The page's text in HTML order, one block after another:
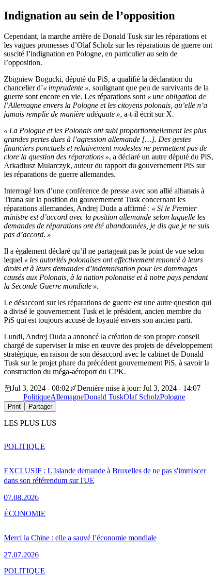
Indignation au sein de l’opposition
Cependant, la marche arrière de Donald Tusk sur les réparations et
les vagues promesses d’Olaf Scholz sur les réparations de guerre ont
suscité l’indignation en Pologne, en particulier au sein de
l’opposition.
Zbigniew Bogucki, député du PiS, a qualifié la déclaration du
chancelier d’« imprudente », soulignant que peu de survivants de la
guerre sont encore en vie. Les réparations sont « une obligation de
l’Allemagne envers la Pologne et les citoyens polonais, qu’elle n’a
jamais remplie de manière adéquate », a-t-il écrit sur X.
« La Pologne et les Polonais ont subi proportionnellement les plus
grandes pertes dues à l’agression allemande […]. Des gestes
financiers ponctuels et relativement modestes ne permettent pas de
clore la question des réparations », a déclaré un autre député du PiS,
Arkadiusz Mularczyk, auteur du rapport du gouvernement PiS sur
les réparations de guerre allemandes.
Interrogé lors d’une conférence de presse avec son allié albanais à
Tirana sur la position du gouvernement Tusk concernant les
réparations allemandes, Andrej Duda a affirmé : « Si le Premier
ministre est d’accord avec la position allemande selon laquelle les
demandes de réparations ont été abandonnées, je dis que je ne suis
pas d’accord. »
Il a également déclaré qu’il ne partageait pas le point de vue selon
lequel « les autorités polonaises ont effectivement renoncé à leurs
droits et à leurs demandes d’indemnisation pour les dommages
causés aux Polonais, à la nation polonaise et à notre pays pendant
la Seconde Guerre mondiale ».
Le désaccord sur les réparations de guerre est une autre question qui
a divisé le gouvernement Tusk et le président, ancien membre du
PiS qui est toujours accusé de loyauté envers son ancien parti.
Lundi, Andrej Duda a annoncé la création de son propre conseil
chargé de superviser la mise en œuvre des projets de développement
stratégique, en raison de son désaccord avec le cabinet de Donald
Tusk sur le projet phare du précédent gouvernement PiS, à savoir la
construction du méga-aéroport du CPK.
Jul 3, 2024 - 08:02
Dernière mise à jour: Jul 3, 2024 - 14:07
PolitiqueAllemagneDonald TuskOlaf ScholzPologne
Print Partager
LES PLUS LUS
EXCLUSIF : L'Islande demande à Bruxelles de ne pas s'immiscer
dans son référendum sur l'UE
07.08.2026
POLITIQUE
Merci la Chine : elle a sauvé l’économie mondiale
27.07.2026
ÉCONOMIE
POLITIQUE